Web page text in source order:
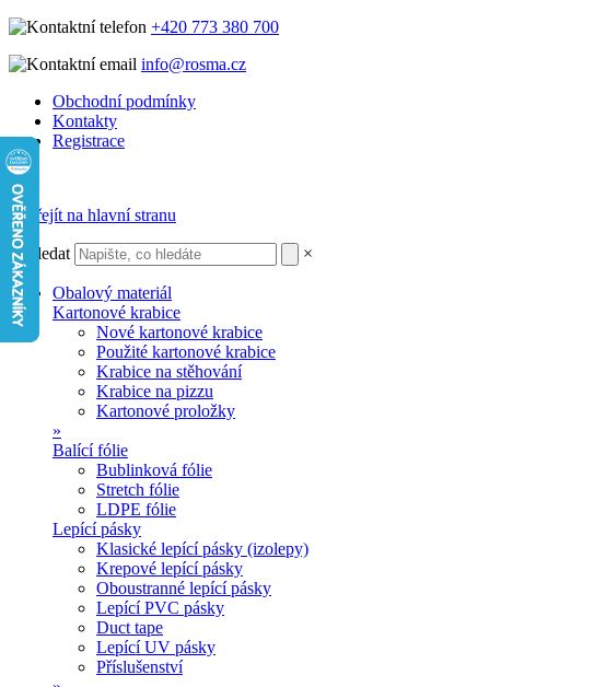
+420 773 380 700
info@rosma.cz
Obchodní podmínky
Kontakty
Registrace
Vyhledat ×
Obalový materiál
Kartonové krabice
Nové kartonové krabice
Použité kartonové krabice
Krabice na stěhování
Krabice na pizzu
Kartonové proložky
»
Balící fólie
Bublinková fólie
Stretch fólie
LDPE fólie
Lepící pásky
Klasické lepící pásky (izolepy)
Krepové lepící pásky
Oboustranné lepící pásky
Lepící PVC pásky
Duct tape
Lepící UV pásky
Příslušenství